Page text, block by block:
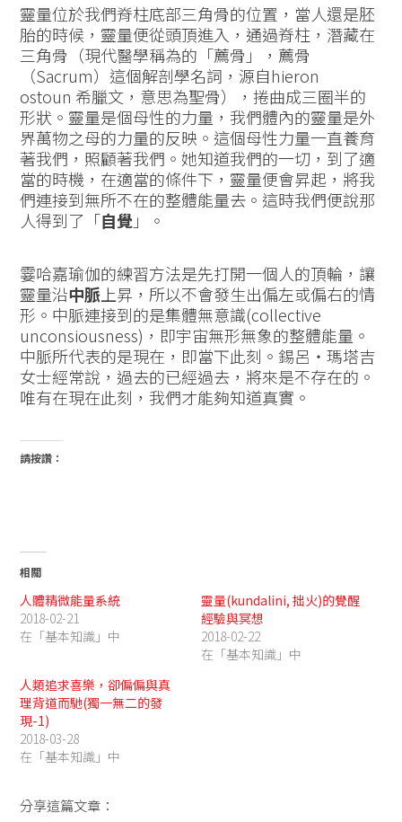
靈量位於我們脊柱底部三角骨的位置，當人還是胚
胎的時候，靈量便從頭頂進入，通過脊柱，潛藏在
三角骨（現代醫學稱為的「薦骨」，薦骨
（Sacrum）這個解剖學名詞，源自hieron
ostoun 希臘文，意思為聖骨），捲曲成三圈半的
形狀。靈量是個母性的力量，我們體內的靈量是外
界萬物之母的力量的反映。這個母性力量一直養育
著我們，照顧著我們。她知道我們的一切，到了適
當的時機，在適當的條件下，靈量便會昇起，將我
們連接到無所不在的整體能量去。這時我們便說那
人得到了「自覺 」。
霎哈嘉瑜伽的練習方法是先打開一個人的頂輪，讓
靈量沿中脈 上昇，所以不會發生出偏左或偏右的情
形。中脈連接到的是集體無意識(collective
unconsiousness)，即宇宙無形無象的整體能量。
中脈所代表的是現在，即當下此刻。錫呂‧瑪塔吉
女士經常說，過去的已經過去，將來是不存在的。
唯有在現在此刻，我們才能夠知道真實。
請按讚：
相關
人體精微能量系統
2018-02-21
在「基本知識」中
靈量(kundalini, 拙火)的覺醒
經驗與冥想
2018-02-22
在「基本知識」中
人類追求喜樂，卻偏偏與真
理背道而馳(獨一無二的發
現-1)
2018-03-28
在「基本知識」中
分享這篇文章：